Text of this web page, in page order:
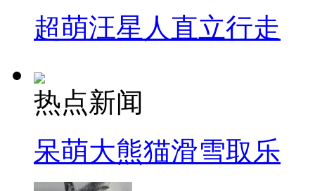
超萌汪星人直立行走
热点新闻
呆萌大熊猫滑雪取乐